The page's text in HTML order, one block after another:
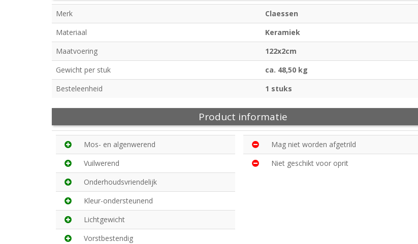
Merk
Claessen
Materiaal
Keramiek
Maatvoering
122x2cm
Gewicht per stuk
ca. 48,50 kg
Besteleenheid
1 stuks
Product informatie
Mos- en algenwerend
Vuilwerend
Onderhoudsvriendelijk
Kleur-ondersteunend
Lichtgewicht
Vorstbestendig
Mag niet worden afgetrild
Niet geschikt voor oprit